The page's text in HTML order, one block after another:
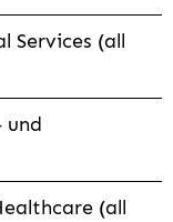
Services (all
und
(all